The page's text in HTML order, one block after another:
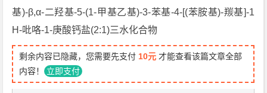
基)-β,α-二羟基-5-(1-甲基乙基)-3-苯基-4-[(苯胺基)-羰基]-1
H-吡咯-1-庚酸钙盐(2:1)三水化合物
剩余内容已隐藏，您需要先支付 10元 才能查看该篇文章全部
内容！ 立即支付